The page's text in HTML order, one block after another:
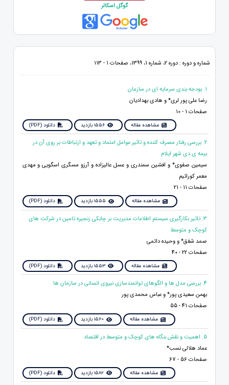
گوگل اسکالر
شماره و دوره : دوره 2، شماره 1، 1399، صفحات 1 - 113
1. بودجه بندی سرمايه ای در سازمان
رضا علی پور لری* و هادی بهدادیان
صفحات 1 - 10
مشاهده مقاله 1556 بازدید دانلود (PDF)
2. بررسی رفتار مصرف کننده و تاثیر عوامل اعتماد و تعهد و ارتباطات بر روی آن در
بیمه ی دی شهر ایلام
سیمین صفوی* و افشین سمندری و عسل عالیزاده و آرزو مسگری اسگویی و مهدی
معمر کورائیم
صفحات 11 - 21
مشاهده مقاله 1555 بازدید دانلود (PDF)
3. تاثیر بکارگیری سیستم اطلاعات مدیریت بر چابکی زنجیره تامین در شرکت های
کوچک و متوسط
صمد شفق* و وحیده دائمی
صفحات 22 - 40
مشاهده مقاله 1553 بازدید دانلود (PDF)
4. بررسی مدل ها و الگوهای توانمندسازی نیروی انسانی در سازمان ها
بهمن سعیدی پور* و عباس محمدی پور
صفحات 41 - 55
مشاهده مقاله 1560 بازدید دانلود (PDF)
5. اهمیت و نقش بنگاه های کوچک و متوسط در اقتصاد
عماد هلالی نسب*
صفحات 56 - 67
مشاهده مقاله 1582 بازدید دانلود (PDF)